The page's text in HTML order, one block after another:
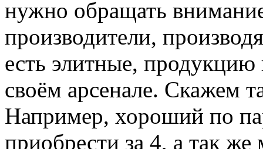
нужно обращать
производители,
есть элитные,
своём арсенале. Скажем
Например, хороший по
приобрести за 4, а так